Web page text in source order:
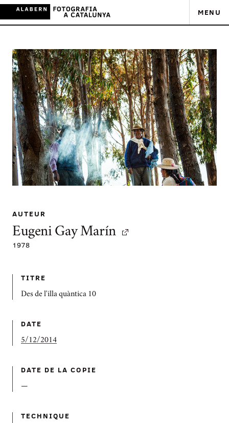
MENU
AUTEUR
Eugeni Gay Marín
1978
TITRE
Des de l'illa quàntica 10
DATE
5/12/2014
DATE DE LA COPIE
—
TECHNIQUE